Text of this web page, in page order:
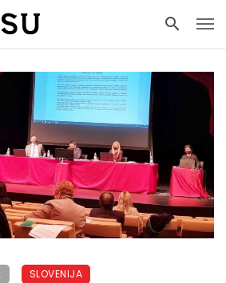
SLOVENIJA